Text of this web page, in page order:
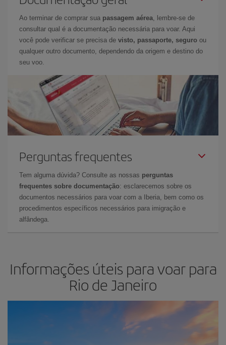
Ao terminar de comprar sua passagem aérea, lembre-se de
consultar qual é a documentação necessária para voar. Aqui
você pode verificar se precisa de visto, passaporte, seguro ou
qualquer outro documento, dependendo da origem e destino do
seu voo.
Perguntas frequentes
Tem alguma dúvida? Consulte as nossas perguntas
frequentes sobre documentação: esclarecemos sobre os
documentos necessários para voar com a Iberia, bem como os
procedimentos específicos necessários para imigração e
alfândega.
Informações úteis para voar para
Rio de Janeiro